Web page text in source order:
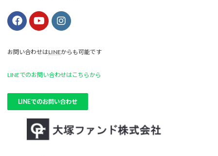
お問い合わせはLINEからも可能です
LINEでのお問い合わせはこちらから
LINEでのお問い合わせ